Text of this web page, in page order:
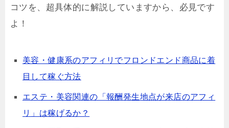
コツを、超具体的に解説していますから、必見です
よ！
美容・健康系のアフィリでフロンドエンド商品に着
目して稼ぐ方法
エステ・美容関連の「報酬発生地点が来店のアフィ
リ」は稼げるか？